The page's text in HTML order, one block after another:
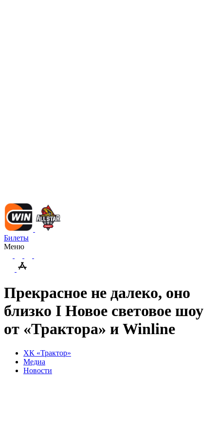
Билеты
Меню
Прекрасное не далеко, оно
близко I Новое световое шоу
от «Трактора» и Winline
ХК «Трактор»
Медиа
Новости